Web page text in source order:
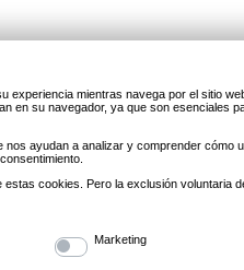
experiencia mientras navega por el sitio
en su navegador, ya que son esenciales
nos ayudan a analizar y comprender cómo
estas cookies. Pero la exclusión voluntaria
Marketing